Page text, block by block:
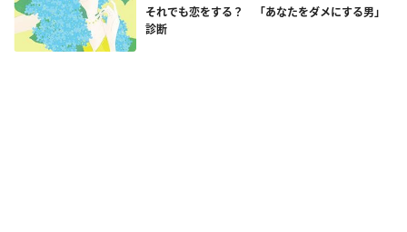
それでも恋をする？ 「あなたをダメにする男」
診断